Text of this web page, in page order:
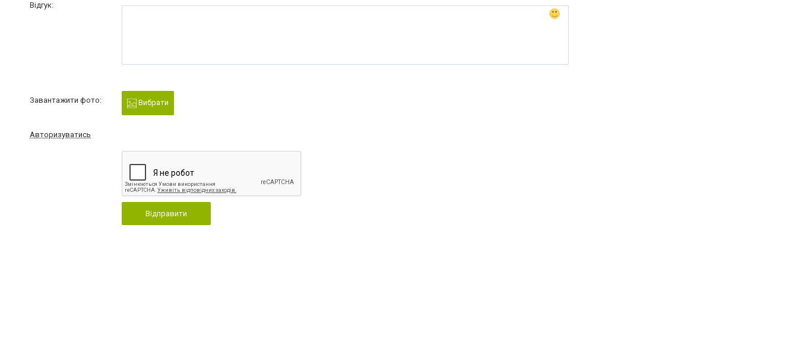
Відгук:
Завантажити фото: Вибрати
Авторизуватись
Відправити